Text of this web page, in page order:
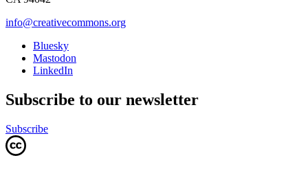
info@creativecommons.org
Bluesky
Mastodon
LinkedIn
Subscribe to our newsletter
Subscribe